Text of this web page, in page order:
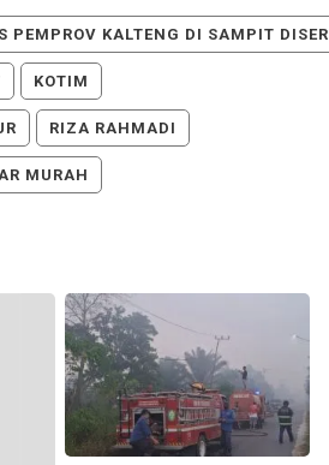
PEMPROV KALTENG DI SAMPIT
KOTIM
RIZA RAHMADI
MURAH